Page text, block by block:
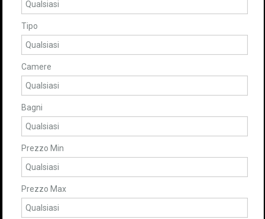
Tipo
Camere
Bagni
Prezzo Min
Prezzo Max